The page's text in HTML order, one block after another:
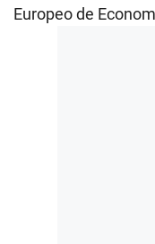
Europeo de